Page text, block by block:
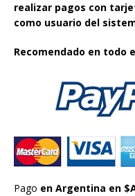
realizar pagos con
como usuario del
Recomendado en todo
Pago en Argentina en